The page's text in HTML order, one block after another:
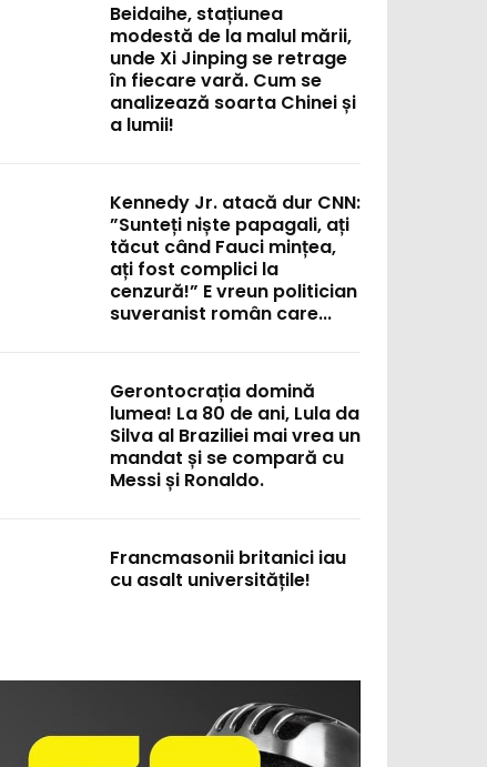
Beidaihe, stațiunea
modestă de la malul mării,
unde Xi Jinping se retrage
în fiecare vară. Cum se
analizează soarta Chinei și
a lumii!
Kennedy Jr. atacă dur CNN:
”Sunteți niște papagali, ați
tăcut când Fauci mințea,
ați fost complici la
cenzură!” E vreun politician
suveranist român care...
Gerontocrația domină
lumea! La 80 de ani, Lula da
Silva al Braziliei mai vrea un
mandat și se compară cu
Messi și Ronaldo.
Francmasonii britanici iau
cu asalt universitățile!